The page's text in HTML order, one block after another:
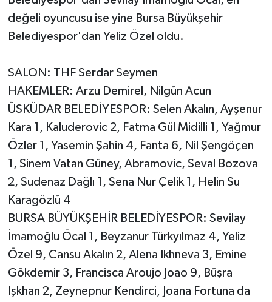
değeli oyuncusu ise yine Bursa Büyükşehir
Belediyespor'dan Yeliz Özel oldu.
SALON: THF Serdar Seymen
HAKEMLER: Arzu Demirel, Nilgün Acun
ÜSKÜDAR BELEDİYESPOR: Selen Akalın, Ayşenur
Kara 1, Kaluderovic 2, Fatma Gül Midilli 1, Yağmur
Özler 1, Yasemin Şahin 4, Fanta 6, Nil Şengöçen
1, Sinem Vatan Güney, Abramovic, Seval Bozova
2, Sudenaz Dağlı 1, Sena Nur Çelik 1, Helin Su
Karagözlü 4
BURSA BÜYÜKŞEHİR BELEDİYESPOR: Sevilay
İmamoğlu Öcal 1, Beyzanur Türkyılmaz 4, Yeliz
Özel 9, Cansu Akalın 2, Alena Ikhneva 3, Emine
Gökdemir 3, Francisca Aroujo Joao 9, Büşra
Işkhan 2, Zeynepnur Kendirci, Joana Fortuna da